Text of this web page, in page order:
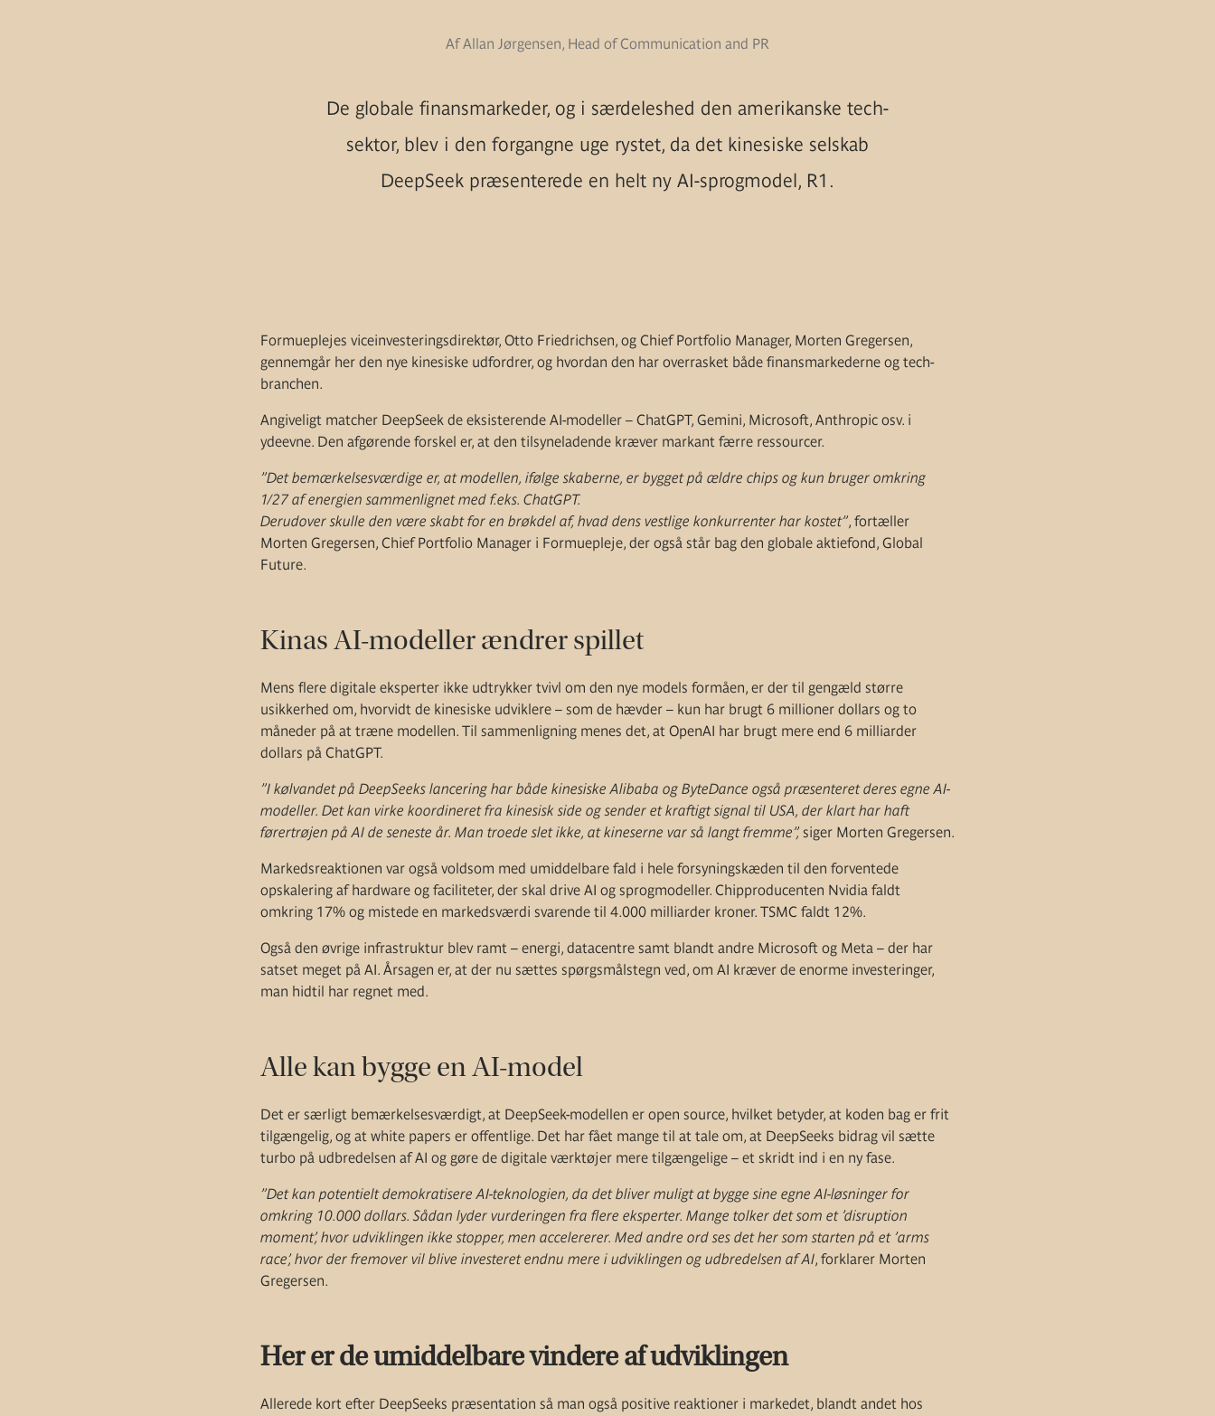
Af Allan Jørgensen, Head of Communication and PR
De globale finansmarkeder, og i særdeleshed den amerikanske tech-
sektor, blev i den forgangne uge rystet, da det kinesiske selskab
DeepSeek præsenterede en helt ny AI-sprogmodel, R1.
Formueplejes viceinvesteringsdirektør, Otto Friedrichsen, og Chief Portfolio Manager, Morten Gregersen,
gennemgår her den nye kinesiske udfordrer, og hvordan den har overrasket både finansmarkederne og tech-
branchen.
Angiveligt matcher DeepSeek de eksisterende AI-modeller – ChatGPT, Gemini, Microsoft, Anthropic osv. i
ydeevne. Den afgørende forskel er, at den tilsyneladende kræver markant færre ressourcer.
”Det bemærkelsesværdige er, at modellen, ifølge skaberne, er bygget på ældre chips og kun bruger omkring
1/27 af energien sammenlignet med f.eks. ChatGPT.
Derudover skulle den være skabt for en brøkdel af, hvad dens vestlige konkurrenter har kostet”, fortæller
Morten Gregersen, Chief Portfolio Manager i Formuepleje, der også står bag den globale aktiefond, Global
Future.
Kinas AI-modeller ændrer spillet
Mens flere digitale eksperter ikke udtrykker tvivl om den nye models formåen, er der til gengæld større
usikkerhed om, hvorvidt de kinesiske udviklere – som de hævder – kun har brugt 6 millioner dollars og to
måneder på at træne modellen. Til sammenligning menes det, at OpenAI har brugt mere end 6 milliarder
dollars på ChatGPT.
”I kølvandet på DeepSeeks lancering har både kinesiske Alibaba og ByteDance også præsenteret deres egne AI-
modeller. Det kan virke koordineret fra kinesisk side og sender et kraftigt signal til USA, der klart har haft
førertrøjen på AI de seneste år. Man troede slet ikke, at kineserne var så langt fremme”, siger Morten Gregersen.
Markedsreaktionen var også voldsom med umiddelbare fald i hele forsyningskæden til den forventede
opskalering af hardware og faciliteter, der skal drive AI og sprogmodeller. Chipproducenten Nvidia faldt
omkring 17% og mistede en markedsværdi svarende til 4.000 milliarder kroner. TSMC faldt 12%.
Også den øvrige infrastruktur blev ramt – energi, datacentre samt blandt andre Microsoft og Meta – der har
satset meget på AI. Årsagen er, at der nu sættes spørgsmålstegn ved, om AI kræver de enorme investeringer,
man hidtil har regnet med.
Alle kan bygge en AI-model
Det er særligt bemærkelsesværdigt, at DeepSeek-modellen er open source, hvilket betyder, at koden bag er frit
tilgængelig, og at white papers er offentlige. Det har fået mange til at tale om, at DeepSeeks bidrag vil sætte
turbo på udbredelsen af AI og gøre de digitale værktøjer mere tilgængelige – et skridt ind i en ny fase.
”Det kan potentielt demokratisere AI-teknologien, da det bliver muligt at bygge sine egne AI-løsninger for
omkring 10.000 dollars. Sådan lyder vurderingen fra flere eksperter. Mange tolker det som et ’disruption
moment’, hvor udviklingen ikke stopper, men accelererer. Med andre ord ses det her som starten på et ’arms
race’, hvor der fremover vil blive investeret endnu mere i udviklingen og udbredelsen af AI, forklarer Morten
Gregersen.
Her er de umiddelbare vindere af udviklingen
Allerede kort efter DeepSeeks præsentation så man også positive reaktioner i markedet, blandt andet hos